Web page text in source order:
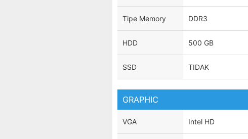
Tipe Memory DDR3
HDD 500 GB
SSD TIDAK
GRAPHIC
VGA Intel HD